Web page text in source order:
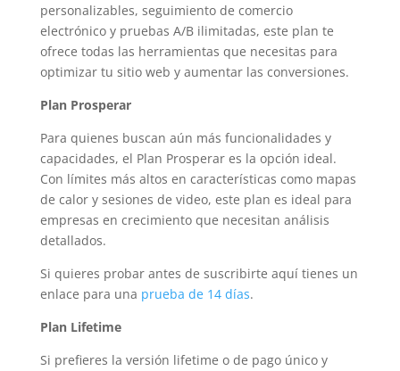
personalizables, seguimiento de comercio
electrónico y pruebas A/B ilimitadas, este plan te
ofrece todas las herramientas que necesitas para
optimizar tu sitio web y aumentar las conversiones.
Plan Prosperar
Para quienes buscan aún más funcionalidades y
capacidades, el Plan Prosperar es la opción ideal.
Con límites más altos en características como mapas
de calor y sesiones de video, este plan es ideal para
empresas en crecimiento que necesitan análisis
detallados.
Si quieres probar antes de suscribirte aquí tienes un
enlace para una prueba de 14 días.
Plan Lifetime
Si prefieres la versión lifetime o de pago único y